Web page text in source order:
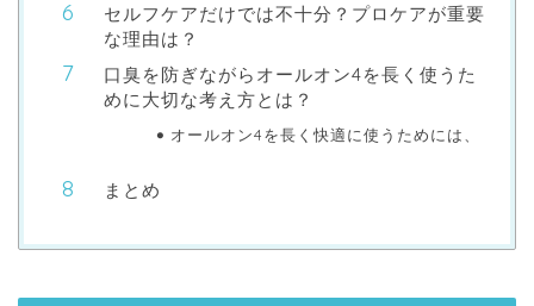
セルフケアだけでは不十分？プロケアが重要
な理由は？
口臭を防ぎながらオールオン4を長く使うた
めに大切な考え方とは？
オールオン4を長く快適に使うためには、
まとめ